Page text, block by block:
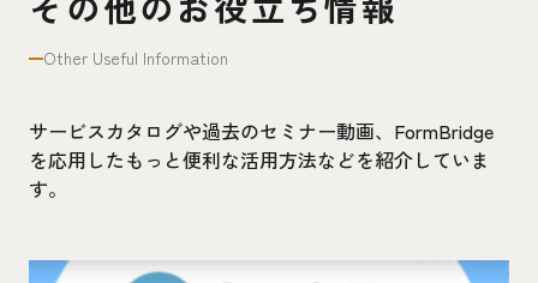
Other Useful Information
サービスカタログや過去のセミナー動画、FormBridge
を応用したもっと便利な活用方法などを紹介していま
す。